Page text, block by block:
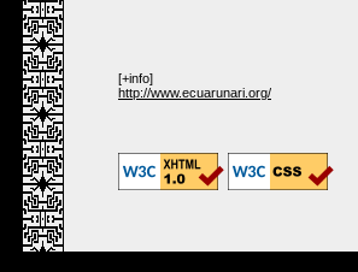
[+info]
http://www.ecuarunari.org/